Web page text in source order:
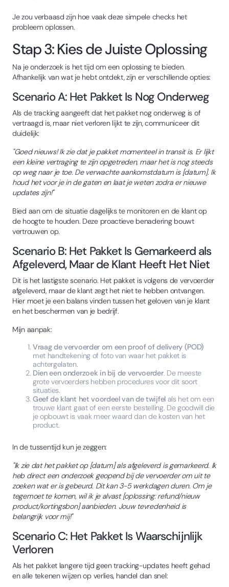
Je zou verbaasd zijn hoe vaak deze simpele checks het
probleem oplossen.
Stap 3: Kies de Juiste Oplossing
Na je onderzoek is het tijd om een oplossing te bieden.
Afhankelijk van wat je hebt ontdekt, zijn er verschillende opties:
Scenario A: Het Pakket Is Nog Onderweg
Als de tracking aangeeft dat het pakket nog onderweg is of
vertraagd is, maar niet verloren lijkt te zijn, communiceer dit
duidelijk:
"Goed nieuws! Ik zie dat je pakket momenteel in transit is. Er lijkt
een kleine vertraging te zijn opgetreden, maar het is nog steeds
op weg naar je toe. De verwachte aankomstdatum is [datum]. Ik
houd het voor je in de gaten en laat je weten zodra er nieuwe
updates zijn!"
Bied aan om de situatie dagelijks te monitoren en de klant op
de hoogte te houden. Deze proactieve benadering bouwt
vertrouwen op.
Scenario B: Het Pakket Is Gemarkeerd als
Afgeleverd, Maar de Klant Heeft Het Niet
Dit is het lastigste scenario. Het pakket is volgens de vervoerder
afgeleverd, maar de klant zegt het niet te hebben ontvangen.
Hier moet je een balans vinden tussen het geloven van je klant
en het beschermen van je bedrijf.
Mijn aanpak:
Vraag de vervoerder om een proof of delivery (POD)
met handtekening of foto van waar het pakket is
achtergelaten.
Dien een onderzoek in bij de vervoerder. De meeste
grote vervoerders hebben procedures voor dit soort
situaties.
Geef de klant het voordeel van de twijfelals het om een
trouwe klant gaat of een eerste bestelling. De goodwill die
je opbouwt is vaak meer waard dan de kosten van het
product.
In de tussentijd kun je zeggen:
"Ik zie dat het pakket op [datum] als afgeleverd is gemarkeerd. Ik
heb direct een onderzoek geopend bij de vervoerder om uit te
zoeken wat er is gebeurd. Dit kan 3-5 werkdagen duren. Om je
tegemoet te komen, wil ik je alvast [oplossing: refund/nieuw
product/kortingsbon] aanbieden. Jouw tevredenheid is
belangrijk voor mij!"
Scenario C: Het Pakket Is Waarschijnlijk
Verloren
Als het pakket langere tijd geen tracking-updates heeft gehad
en alle tekenen wijzen op verlies, handel dan snel: